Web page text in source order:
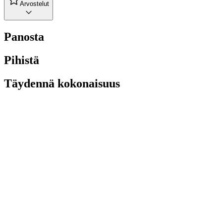
Arvostelut
Panosta
Pihistä
Täydennä kokonaisuus